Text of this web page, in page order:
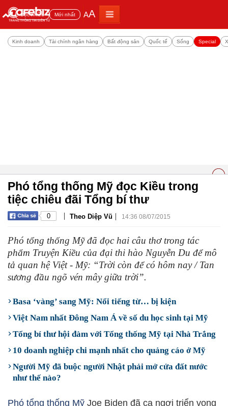
Đọc nhiều Mới nhất AA
Kinh doanh Tài chính ngân hàng Bất động sản Quốc tế Sống Special
Phó tổng thống Mỹ đọc Kiều trong
tiệc chiêu đãi Tổng bí thư
0 | Theo Diệp Vũ | 14:36 08/07/2015
Phó tổng thống Mỹ đã đọc hai câu thơ trong tác
phẩm Truyện Kiều của đại thi hào Nguyễn Du để mô
tả quan hệ Việt - Mỹ: “Trời còn để có hôm nay / Tan
sương đầu ngõ vén mây giữa trời”.
Basa ‘vàng’ sang Mỹ: Nổi tiếng từ… bị kiện
Việt Nam nhất Đông Nam Á về số du học sinh tại Mỹ
Tổng bí thư hội đàm với Tổng thống Mỹ tại Nhà Trắng
10 doanh nghiệp chi mạnh nhất cho quảng cáo ở Mỹ
Người Mỹ đã buộc người Nhật phải mở cửa đất nước
như thế nào?
Phó tổng thống Mỹ Joe Biden đã ca ngợi triển vọng